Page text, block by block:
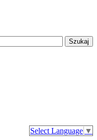
Szukaj
Select Language ▼